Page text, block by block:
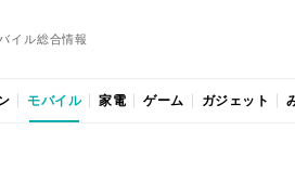
イル総合情報
モバイル 家電 ゲーム ガジェット